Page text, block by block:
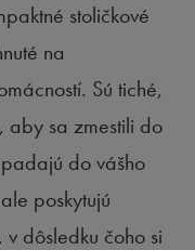
stoličkové
na
Sú tiché,
aby sa zmestili do
do vášho
poskytujú
v dôsledku čoho si